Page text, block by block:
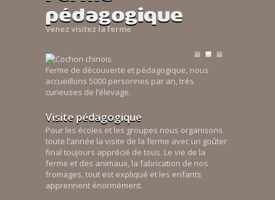
pédagogique
Venez visitez la ferme
Ferme de découverte et pédagogique, nous
accueillons 5000 personnes par an, trés
curieuses de l’élevage.
Visite pédagogique
Pour les écoles et les groupes nous organisons
toute l’année la visite de la ferme avec un goûter
final toujours apprécié de tous. Le vie de la
ferme et des animaux, la fabrication de nos
fromages, tout est expliqué et les enfants
apprennent énormément.